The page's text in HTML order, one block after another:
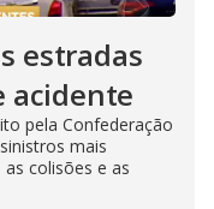
estradas
acidente
pela Confederação
mais
colisões e as